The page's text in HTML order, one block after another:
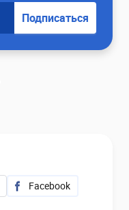
Подписаться
Facebook